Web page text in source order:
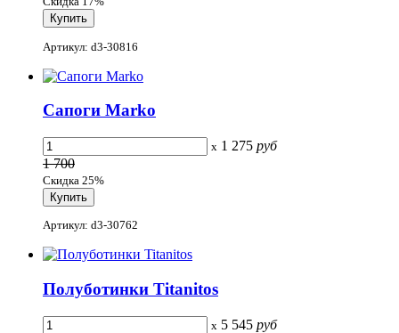
Артикул: d3-30816
Сапоги Marko
x 1 275 руб
1 700
Скидка 25%
Артикул: d3-30762
Полуботинки Titanitos
x 5 545 руб